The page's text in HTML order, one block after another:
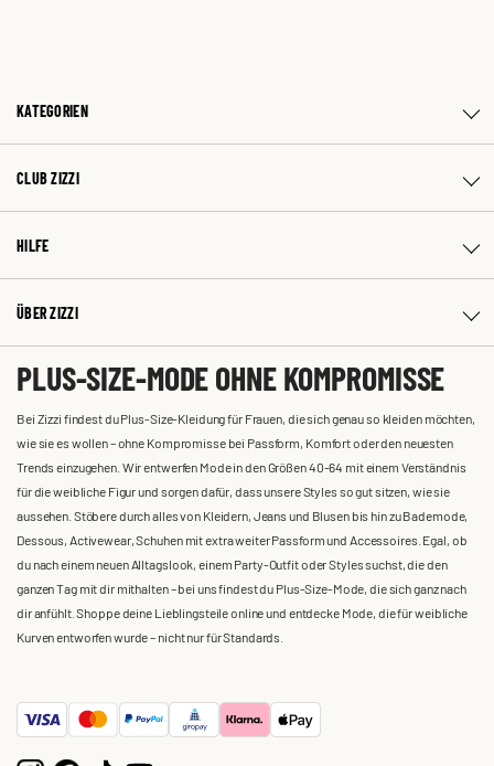
KATEGORIEN
CLUB ZIZZI
HILFE
ÜBER ZIZZI
PLUS-SIZE-MODE OHNE KOMPROMISSE
Bei Zizzi findest du Plus-Size-Kleidung für Frauen, die sich genau so kleiden möchten,
wie sie es wollen – ohne Kompromisse bei Passform, Komfort oder den neuesten
Trends einzugehen. Wir entwerfen Mode in den Größen 40-64 mit einem Verständnis
für die weibliche Figur und sorgen dafür, dass unsere Styles so gut sitzen, wie sie
aussehen. Stöbere durch alles von Kleidern, Jeans und Blusen bis hin zu Bademode,
Dessous, Activewear, Schuhen mit extra weiter Passform und Accessoires. Egal, ob
du nach einem neuen Alltagslook, einem Party-Outfit oder Styles suchst, die den
ganzen Tag mit dir mithalten – bei uns findest du Plus-Size-Mode, die sich ganz nach
dir anfühlt. Shoppe deine Lieblingsteile online und entdecke Mode, die für weibliche
Kurven entworfen wurde – nicht nur für Standards.